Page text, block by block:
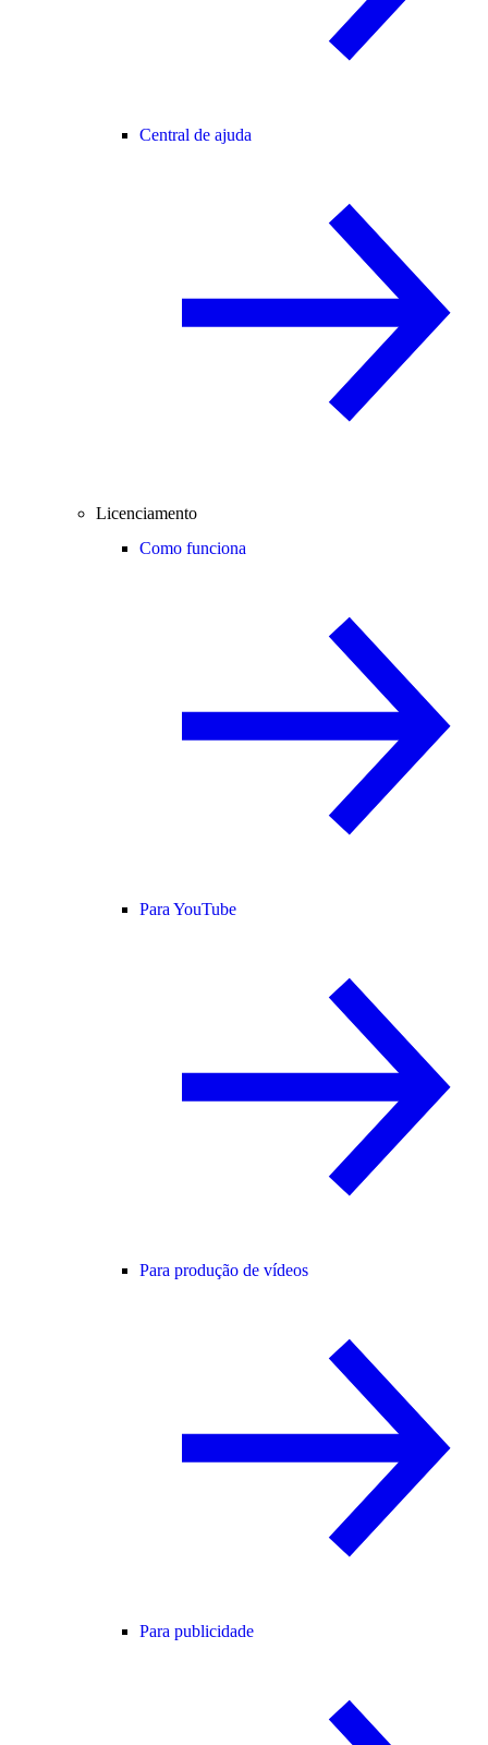
Central de ajuda
Licenciamento
Como funciona
Para YouTube
Para produção de vídeos
Para publicidade